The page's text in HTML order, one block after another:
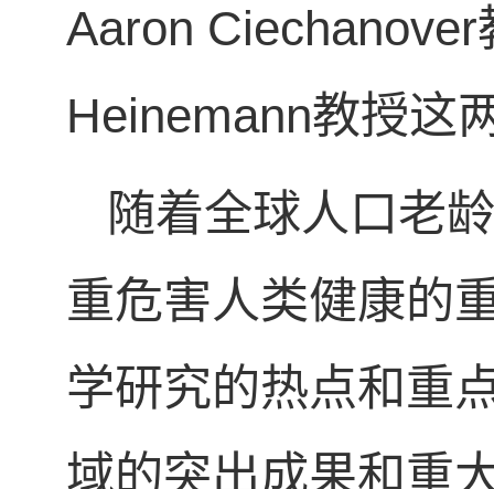
Aaron
Heinemann教授这
随着全球人口老
重危害人类健康的
学研究的热点和重
域的突出成果和重